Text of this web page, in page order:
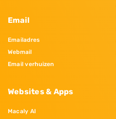
Email
Emailadres
Webmail
Email verhuizen
Websites & Apps
Macaly AI